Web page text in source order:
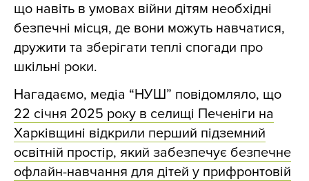
що навіть в умовах війни дітям необхідні
безпечні місця, де вони можуть навчатися,
дружити та зберігати теплі спогади про
шкільні роки.
Нагадаємо, медіа “НУШ” повідомляло, що
22 січня 2025 року в селищі Печеніги на
Харківщині відкрили перший підземний
освітній простір, який забезпечує безпечне
офлайн-навчання для дітей у прифронтовій